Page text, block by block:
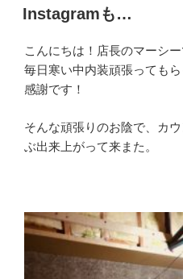
稿
日:
Instagramも…
こんにちは！店長のマーシ
毎日寒い中内装頑張っても
感謝です！
そんな頑張りのお陰で、カ
ぶ出来上がって来また。